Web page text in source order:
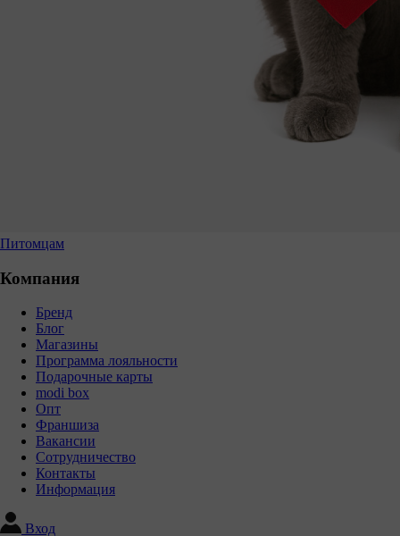
Питомцам
Компания
Бренд
Блог
Магазины
Программа лояльности
Подарочные карты
modi box
Опт
Франшиза
Вакансии
Сотрудничество
Контакты
Информация
Вход